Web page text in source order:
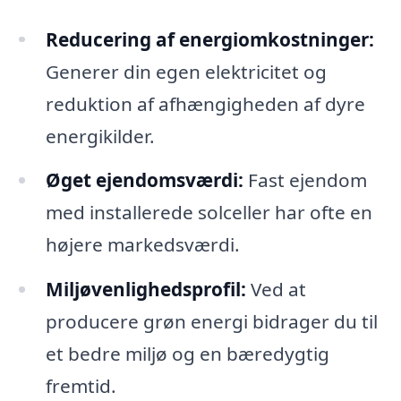
Reducering af energiomkostninger:
Generer din egen elektricitet og
reduktion af afhængigheden af dyre
energikilder.
Øget ejendomsværdi: Fast ejendom
med installerede solceller har ofte en
højere markedsværdi.
Miljøvenlighedsprofil: Ved at
producere grøn energi bidrager du til
et bedre miljø og en bæredygtig
fremtid.